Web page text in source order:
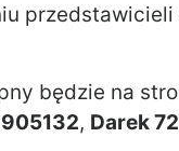
będzie na
, Darek